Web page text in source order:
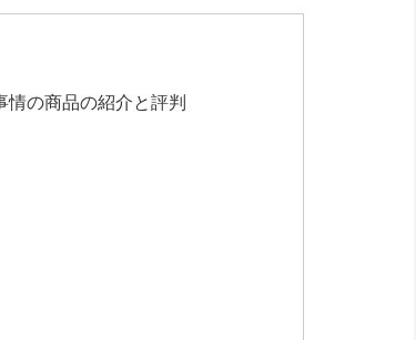
情の商品の紹介と評判